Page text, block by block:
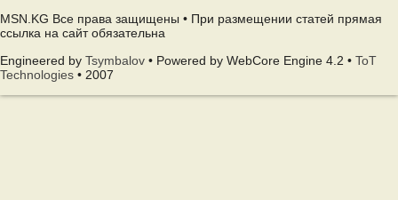
MSN.KG Все права защищены • При размещении статей прямая
ссылка на сайт обязательна
Engineered by Tsymbalov • Powered by WebCore Engine 4.2 • ToT
Technologies • 2007